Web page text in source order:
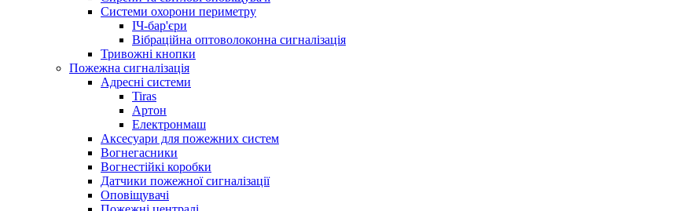
Системи охорони периметру
ІЧ-бар'єри
Вібраційна оптоволоконна сигналізація
Тривожні кнопки
Пожежна сигналізація
Адресні системи
Tiras
Артон
Електронмаш
Аксесуари для пожежних систем
Вогнегасники
Вогнестійкі коробки
Датчики пожежної сигналізації
Оповіщувачі